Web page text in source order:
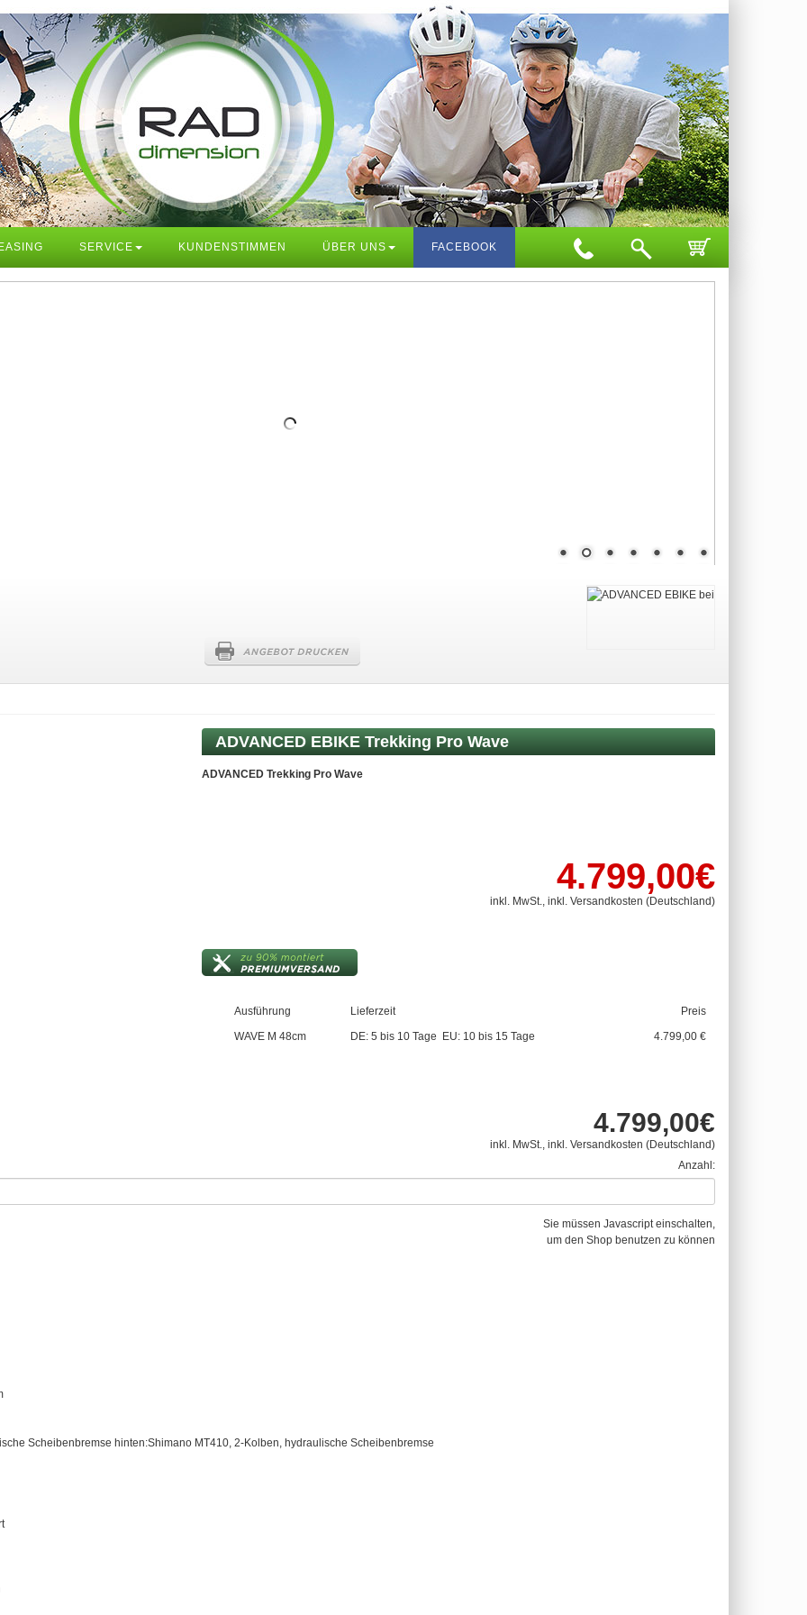
SERVICE KUNDENSTIMMEN ÜBER UNS FACEBOOK
ADVANCED EBIKETrekking Pro Wave
ADVANCED Trekking Pro Wave
4.799,00€
inkl. MwSt., inkl. Versandkosten (Deutschland)
Ausführung Lieferzeit
Preis
WAVE M 48cm
DE: 5 bis 10 Tage EU: 10 bis 15 Tage 4.799,00 €
4.799,00€
inkl. MwSt., inkl. Versandkosten (Deutschland)
Anzahl:
Sie müssen Javascript einschalten,
um den Shop benutzen zu können
Scheibenbremse hinten:Shimano MT410, 2-Kolben, hydraulische Scheibenbremse